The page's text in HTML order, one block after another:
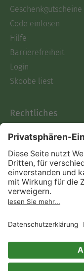
Geschenkgutscheine
Code einlösen
Hilfe
Barrierefreiheit
Login
Skoobe liest
Rechtliches
AGB
Informationen nach
Act
Verträge hier
Impressum